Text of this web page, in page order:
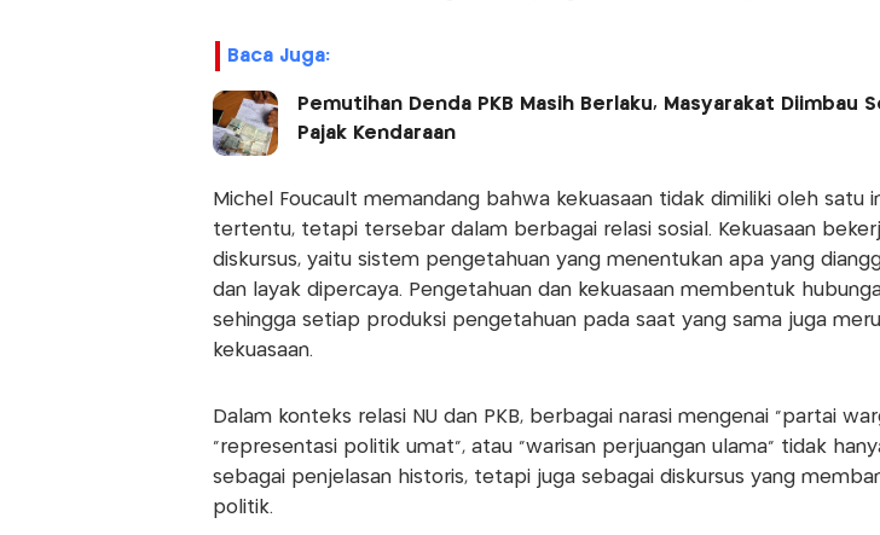
Baca Juga:
Pemutihan Denda PKB Masih Berlaku, Masyarakat Diimbau
Pajak Kendaraan
Michel Foucault memandang bahwa kekuasaan tidak dimiliki oleh satu
tertentu, tetapi tersebar dalam berbagai relasi sosial. Kekuasaan
diskursus, yaitu sistem pengetahuan yang menentukan apa yang
dan layak dipercaya. Pengetahuan dan kekuasaan membentuk
sehingga setiap produksi pengetahuan pada saat yang sama juga
kekuasaan.
Dalam konteks relasi NU dan PKB, berbagai narasi mengenai "partai
"representasi politik umat", atau "warisan perjuangan ulama" tidak
sebagai penjelasan historis, tetapi juga sebagai diskursus yang
politik.